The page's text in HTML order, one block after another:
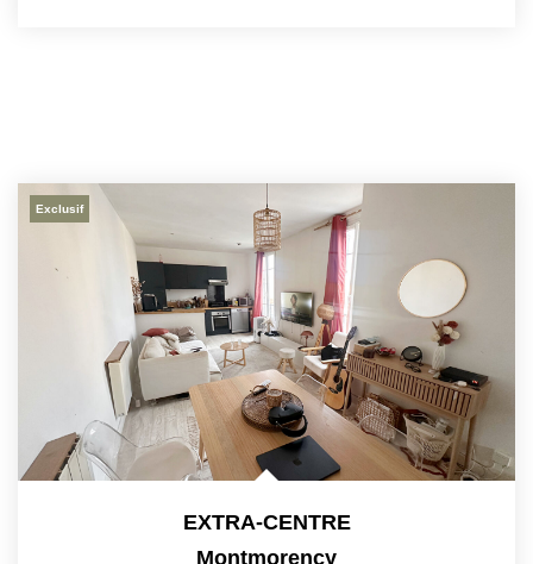
Exclusif
EXTRA-CENTRE
Montmorency